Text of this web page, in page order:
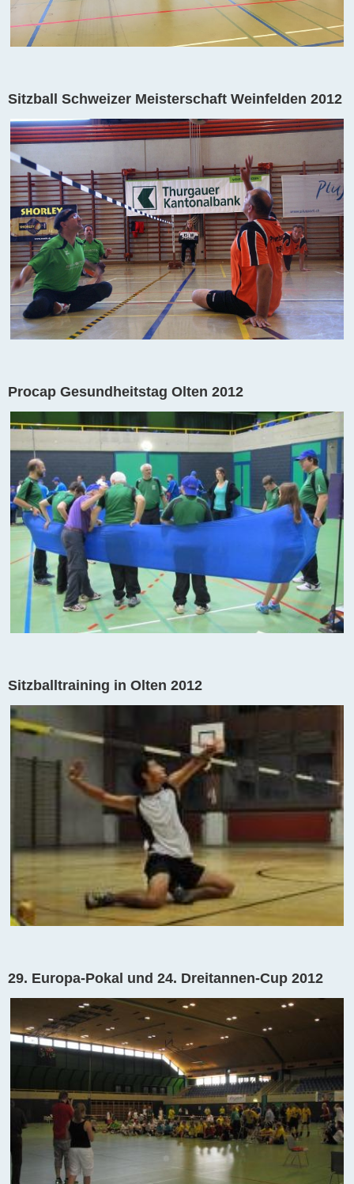
Sitzball Schweizer Meisterschaft Weinfelden 2012
Procap Gesundheitstag Olten 2012
Sitzballtraining in Olten 2012
29. Europa-Pokal und 24. Dreitannen-Cup 2012